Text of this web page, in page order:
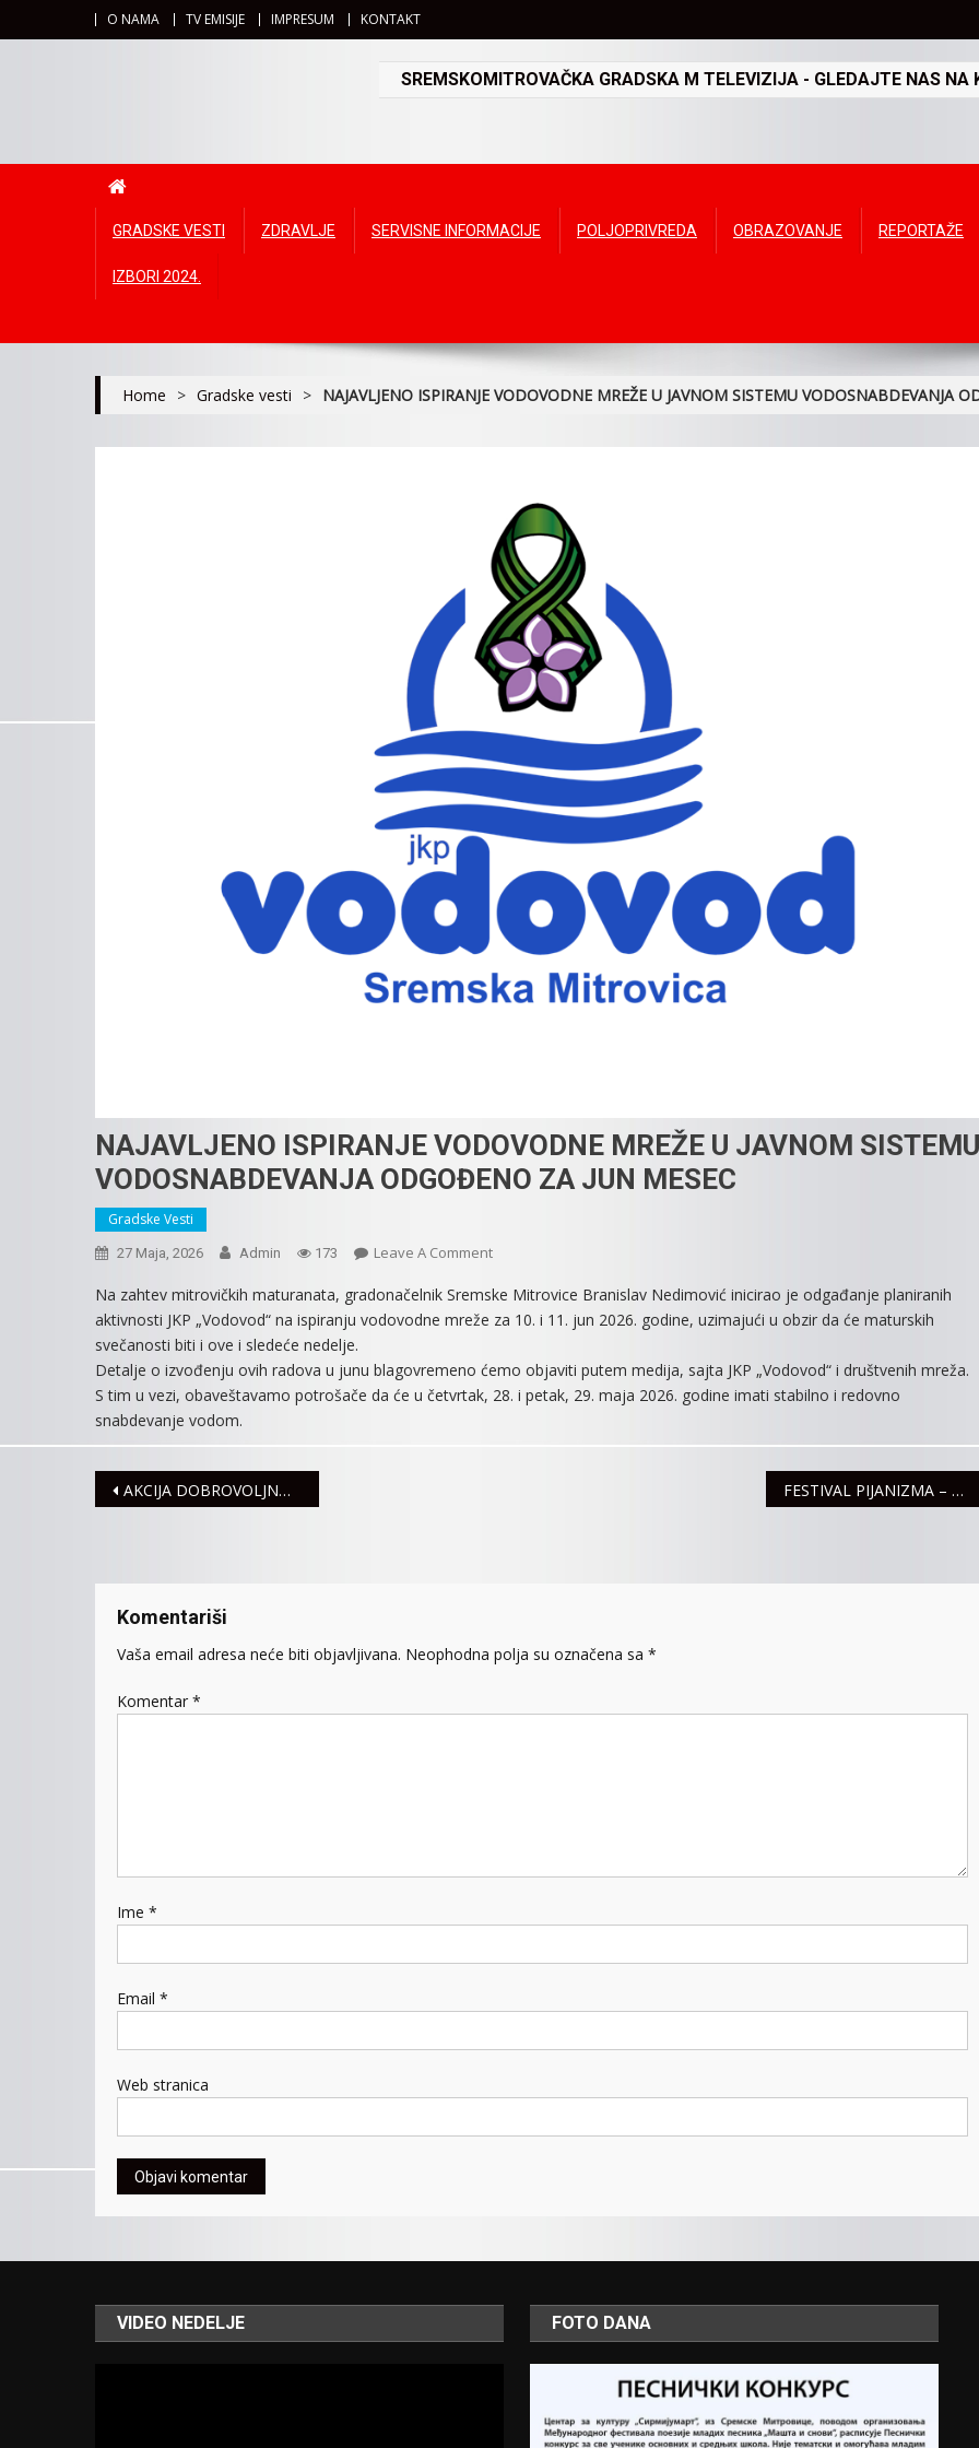
O NAMA TV EMISIJE IMPRESUM KONTAKT
SREMSKOMITROVAČKA GRADSKA M TELEVIZIJA - GLEDAJTE NAS
GRADSKE VESTI ZDRAVLJE SERVISNE INFORMACIJE POLJOPRIVREDA OBRAZOVANJE REPORTAŽE
IZBORI 2024.
Home > Gradske vesti > NAJAVLJENO ISPIRANJE VODOVODNE MREŽE U JAVNOM SISTEMU VODOSNABDEVANJA
NAJAVLJENO ISPIRANJE VODOVODNE MREŽE U JAVNOM SISTEMU
VODOSNABDEVANJA ODGOĐENO ZA JUN MESEC
Gradske Vesti
27 Maja, 2026 Admin 173 Leave A CommentOn
ISPIRANJE
VODOVODNE
U
JAVNOM
Na zahtev mitrovičkih maturanata, gradonačelnik Sremske Mitrovice Branislav Nedimović inicirao je odgađanje planiranih
aktivnosti JKP „Vodovod“ na ispiranju vodovodne mreže za 10. i 11. jun 2026. godine, uzimajući u obzir da će maturskih
svečanosti biti i ove i sledeće nedelje.
Detalje o izvođenju ovih radova u junu blagovremeno ćemo objaviti putem medija, sajta JKP „Vodovod“ i društvenih mreža.
S tim u vezi, obaveštavamo potrošače da će u četvrtak, 28. i petak, 29. maja 2026. godine imati stabilno i redovno
snabdevanje vodom.
Navigacija
AKCIJA DOBROVOLJNOG DAVANJA KRVI FESTIVAL PIJANIZMA – SUSRET MLADOSTI, PIJANIZMA I MUZIKE
Komentariši
Vaša email adresa neće biti objavljivana. Neophodna polja su označena sa *
Komentar *
Ime *
Email *
Web stranica
VIDEO NEDELJE FOTO DANA